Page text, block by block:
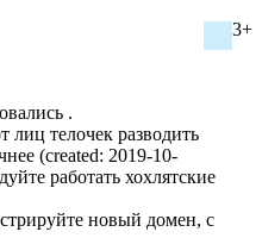
3+
.
лиц телочек разводить
(created: 2019-10-
работать хохлятские
новый домен, с